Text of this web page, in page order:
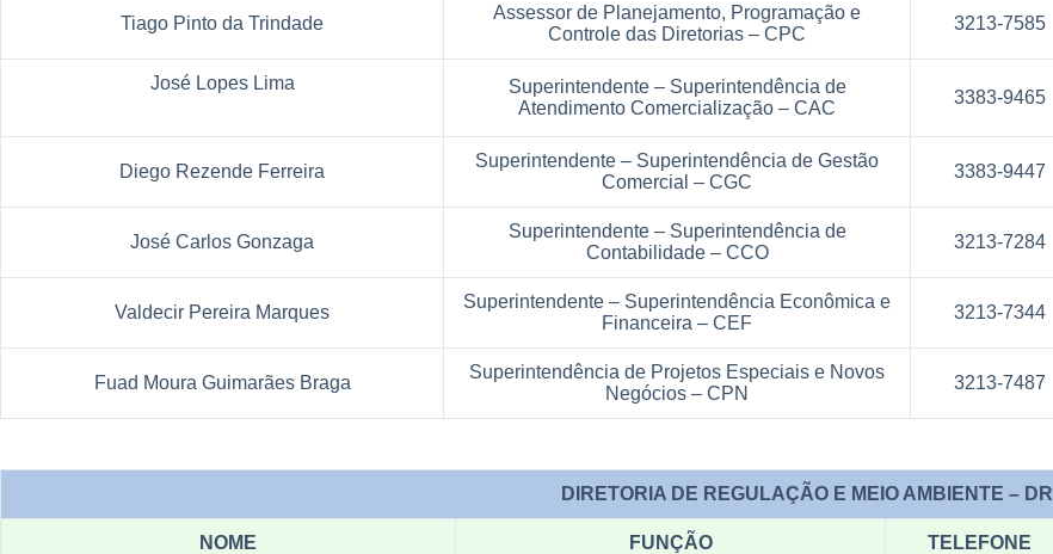
Tiago Pinto da Trindade
Assessor de Planejamento, Programação e
Controle das Diretorias – CPC
3213-7585
José Lopes Lima
Superintendente – Superintendência de
Atendimento Comercialização – CAC
3383-9465
Diego Rezende Ferreira
Superintendente – Superintendência de Gestão
Comercial – CGC
3383-9447
José Carlos Gonzaga
Superintendente – Superintendência de
Contabilidade – CCO
3213-7284
Valdecir Pereira Marques
Superintendente – Superintendência Econômica e
Financeira – CEF
3213-7344
Fuad Moura Guimarães Braga
Superintendência de Projetos Especiais e Novos
Negócios – CPN
3213-7487
DIRETORIA DE REGULAÇÃO E MEIO AMBIENTE – DR
NOME FUNÇÃO TELEFONE